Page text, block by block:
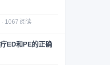
1067 阅读
ED和PE的正确